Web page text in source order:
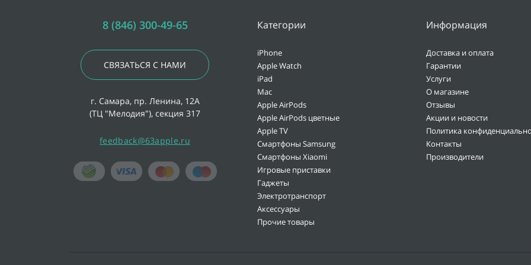
8 (846) 300-49-65
СВЯЗАТЬСЯ С НАМИ
г. Самара, пр. Ленина, 12А
(ТЦ "Мелодия"), секция 317
feedback@63apple.ru
Категории
iPhone
Apple Watch
iPad
Mac
Apple AirPods
Apple AirPods цветные
Apple TV
Смартфоны Samsung
Смартфоны Xiaomi
Игровые приставки
Гаджеты
Электротранспорт
Аксессуары
Прочие товары
Информация
Доставка и оплата
Гарантии
Услуги
О магазине
Отзывы
Акции и новости
Политика
Контакты
Производители